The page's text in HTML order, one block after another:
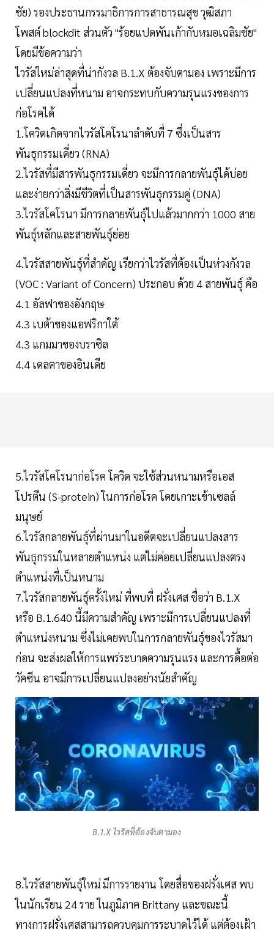
ชัย) รองประธานกรรมาธิการการสาธารณสุข วุฒิสภา
โพสต์ blockdit ส่วนตัว "ร้อยแปดพันเก้ากับหมอเฉลิมชัย"
โดยมีข้อความว่า
ไวรัสใหม่ล่าสุดที่น่ากังวล B.1.X ต้องจับตามอง เพราะมีการ
เปลี่ยนแปลงที่หนาม อาจกระทบกับความรุนแรงของการ
ก่อโรคได้
1.โควิดเกิดจากไวรัสโคโรนาลำดับที่ 7 ซึ่งเป็นสาร
พันธุกรรมเดี่ยว (RNA)
2.ไวรัสที่มีสารพันธุกรรมเดี่ยว จะมีการกลายพันธุ์ได้บ่อย
และง่ายกว่าสิ่งมีชีวิตที่เป็นสารพันธุกรรมคู่ (DNA)
3.ไวรัสโคโรนา มีการกลายพันธุ์ไปแล้วมากกว่า 1000 สาย
พันธุ์หลักและสายพันธุ์ย่อย
4.ไวรัสสายพันธุ์ที่สำคัญ เรียกว่าไวรัสที่ต้องเป็นห่วงกังวล
(VOC : Variant of Concern) ประกอบ ด้วย 4 สายพันธุ์ คือ
4.1 อัลฟาของอังกฤษ
4.3 เบต้าของแอฟริกาใต้
4.3 แกมมาของบราซิล
4.4 เดลตาของอินเดีย
5.ไวรัสโคโรนาก่อโรค โควิด จะใช้ส่วนหนามหรือเอส
โปรตีน (S-protein) ในการก่อโรค โดยเกาะเข้าเซลล์
มนุษย์
6.ไวรัสกลายพันธุ์ที่ผ่านมาในอดีตจะเปลี่ยนแปลงสาร
พันธุกรรมในหลายตำแหน่ง แต่ไม่ค่อยเปลี่ยนแปลงตรง
ตำแหน่งที่เป็นหนาม
7.ไวรัสกลายพันธุ์ครั้งใหม่ ที่พบที่ ฝรั่งเศส ชื่อว่า B.1.X
หรือ B.1.640 นี้มีความสำคัญ เพราะมีการเปลี่ยนแปลงที่
ตำแหน่งหนาม ซึ่งไม่เคยพบในการกลายพันธุ์ของไวรัสมา
ก่อน จะส่งผลให้การแพร่ระบาดความรุนแรง และการดื้อต่อ
วัคซีน อาจมีการเปลี่ยนแปลงอย่างนัยสำคัญ
B.1.X ไวรัสที่ต้องจับตามอง
8.ไวรัสสายพันธุ์ใหม่ มีการรายงาน โดยสื่อของฝรั่งเศส พบ
ในนักเรียน 24 ราย ในภูมิภาค Brittany และขณะนี้
ทางการฝรั่งเศสสามารถควบคุมการระบาดไว้ได้ แต่ต้องเฝ้า